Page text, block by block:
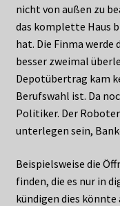
nicht von außen zu
das komplette Haus
hat. Die Finma
besser zweimal
Depotübertrag kam
Berufswahl ist. Da
Politiker. Der
unterlegen sein,
Beispielsweise die
finden, die es nur in
kündigen dies könnte